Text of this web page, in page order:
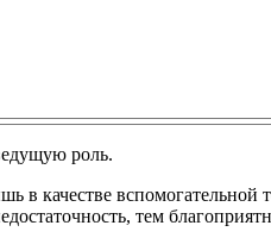
роль.
в качестве вспомогательной
тем